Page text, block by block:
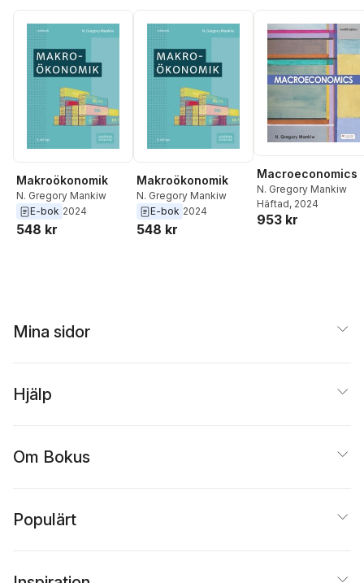
Makroökonomik
N. Gregory Mankiw
E-bok 2024
548 kr
Makroökonomik
N. Gregory Mankiw
E-bok 2024
548 kr
Macroeconomics
N. Gregory Mankiw
Häftad, 2024
953 kr
Mina sidor
Hjälp
Om Bokus
Populärt